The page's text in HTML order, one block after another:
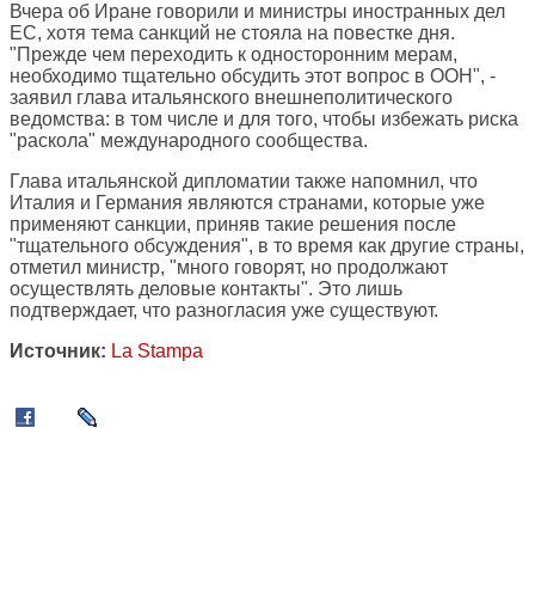
Вчера об Иране говорили и министры иностранных дел
ЕС, хотя тема санкций не стояла на повестке дня.
"Прежде чем переходить к односторонним мерам,
необходимо тщательно обсудить этот вопрос в ООН", -
заявил глава итальянского внешнеполитического
ведомства: в том числе и для того, чтобы избежать риска
"раскола" международного сообщества.
Глава итальянской дипломатии также напомнил, что
Италия и Германия являются странами, которые уже
применяют санкции, приняв такие решения после
"тщательного обсуждения", в то время как другие страны,
отметил министр, "много говорят, но продолжают
осуществлять деловые контакты". Это лишь
подтверждает, что разногласия уже существуют.
Источник: La Stampa